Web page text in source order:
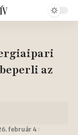
az
február 4